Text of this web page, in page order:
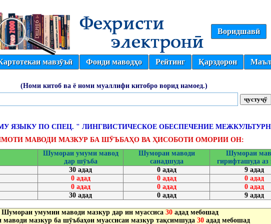
Воридшавӣ
мавзӯъӣ Фонди маводҳо Рейтинг Қарздорон
(Номи китоб ва ё номи муаллифи китобро ворид намоед.)
ЯЗЫКУ ПО СПЕЦ. " ЛИНГВИСТИЧЕСКОЕ ОБЕСПЕЧЕНИЕ
МАВОДИ МАЗКУР БА ШӮЪБАҲО ВА ҲИСОБОТИ ОМОРИИ ОН:
Шумораи умуми мавод
дар шӯъба
Шумораи маводи
санадшуда
Шумораи
гирифташуда
30 адад 0 адад 9 адад
0 адад 0 адад 0 адад
0 адад 0 адад 0 адад
30 адад 0 адад 9 адад
Шумораи умумии маводи мазкур дар ин муассиса 30 адад мебошад
мазкур ба шӯъбаҳои муассисаи мазкур тақсимшуда 30адад мебошад